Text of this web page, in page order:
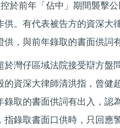
於前年「佔中」期間襲擊
供。有代表被告方的資深大
供，與前年錄取的書面供詞
於灣仔區域法院接受辯方盤
的資深大律師清洪指，曾健
錄取的書面供詞有出入，認
指錄取書面口供時，只回應